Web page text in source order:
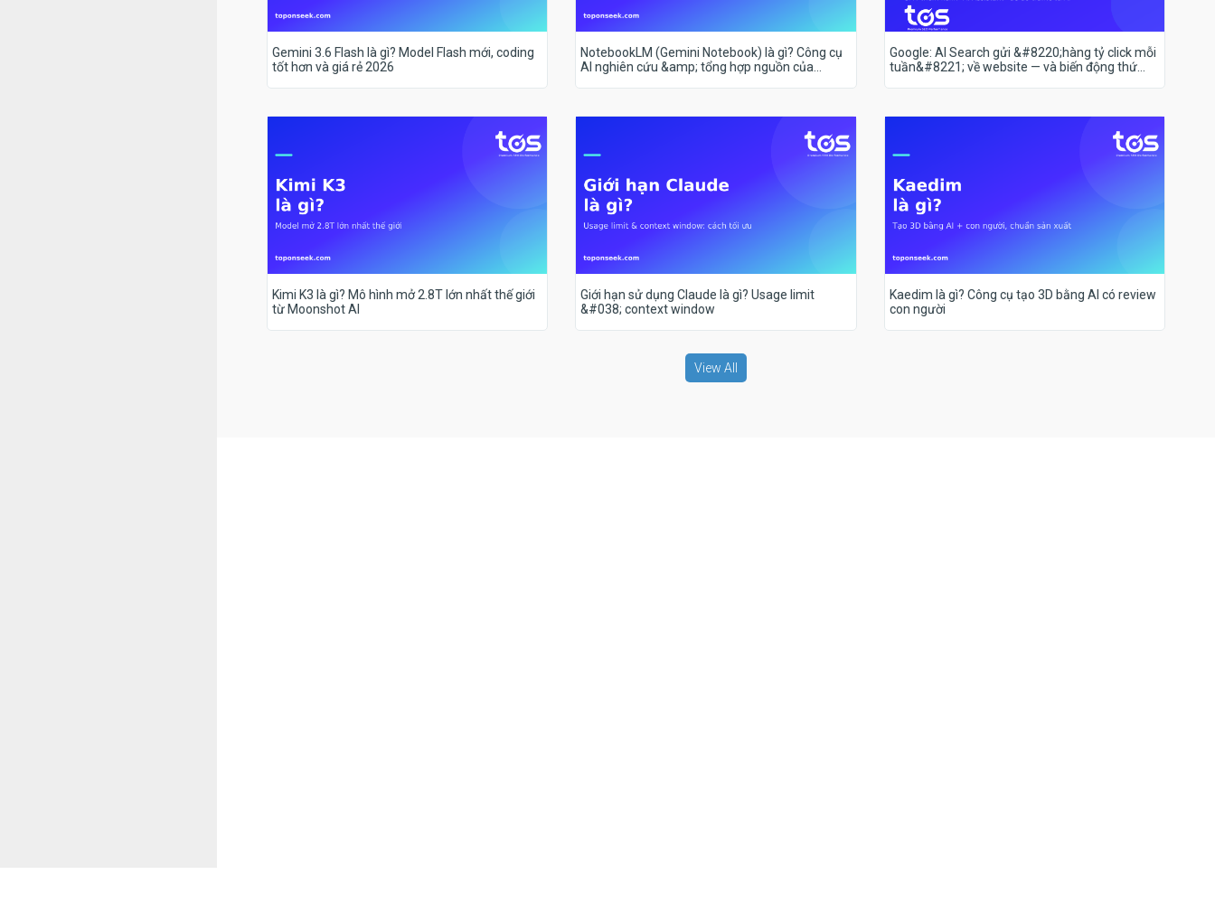
Gemini 3.6 Flash là gì? Model Flash mới, coding
tốt hơn và giá rẻ 2026
NotebookLM (Gemini Notebook) là gì? Công cụ
AI nghiên cứu &amp; tổng hợp nguồn của
Google: AI Search gửi &#8220;hàng tỷ click mỗi
tuần&#8221; về website — và biến động thứ
Kimi K3 là gì? Mô hình mở 2.8T lớn nhất thế giới
từ Moonshot AI
Giới hạn sử dụng Claude là gì? Usage limit
&#038; context window
Kaedim là gì? Công cụ tạo 3D bằng AI có review
con người
View All